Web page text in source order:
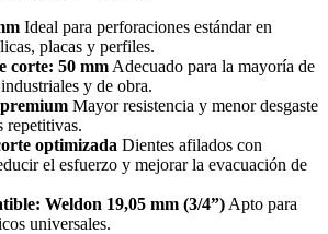
Ideal para perforaciones estándar en
placas y perfiles.
corte: 50 mm Adecuado para la mayoría de
y de obra.
Mayor resistencia y menor desgaste
repetitivas.
optimizada Dientes afilados con
el esfuerzo y mejorar la evacuación de
Weldon 19,05 mm (3/4”) Apto para
universales.